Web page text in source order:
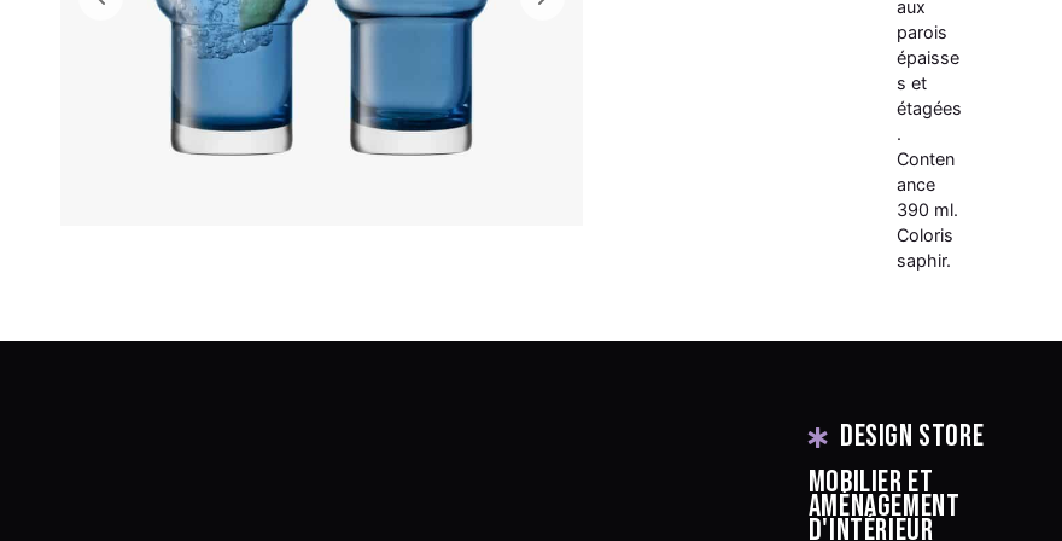
aux
parois
épaisse
s et
étagées
.
Conten
ance
390 ml.
Coloris
saphir.
Design Store
Mobilier et
aménagement
d'intérieur